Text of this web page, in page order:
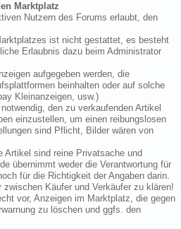
Marktplatz
Nutzern des Forums erlaubt, den
ist nicht gestattet, es besteht
Erlaubnis dazu beim Administrator
aufgegeben werden, die
beinhalten oder auf solche
Kleinanzeigen, usw.)
den zu verkaufenden Artikel
einzustellen, um einen reibungslosen
sind Pflicht, Bilder wären von
Artikel sind reine Privatsache und
übernimmt weder die Verantwortung für
für die Richtigkeit der Angaben darin.
Käufer und Verkäufer zu klären!
vor, Anzeigen im Marktplatz, die gegen
zu löschen und ggfs. den